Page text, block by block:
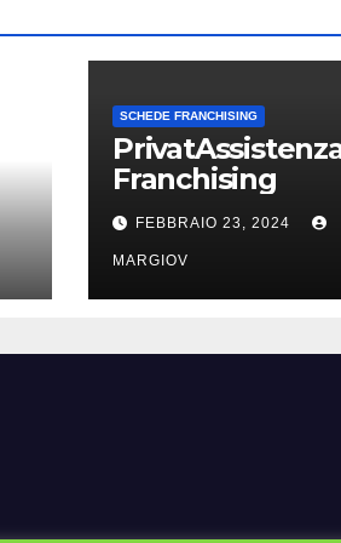
SCHEDE FRANCHISING
Franchising
FEBBRAIO 23, 2024
MARGIOV